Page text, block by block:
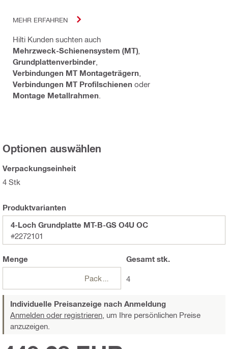
MEHR ERFAHREN
Hilti Kunden suchten auch
Mehrzweck-Schienensystem (MT)
Grundplattenverbinder
Verbindungen MT Montageträgern
Verbindungen MT Profilschienen oder
Montage Metallrahmen
Optionen auswählen
Verpackungseinheit
4 Stk
Produktvarianten
4-Loch Grundplatte MT-B-GS O4U OC
#2272101
Menge
Packungen
Gesamtstk.
4
Individuelle Preisanzeige nach Anmeldung
Anmelden oder registrieren, um Ihre persönlichen Preise
anzuzeigen.